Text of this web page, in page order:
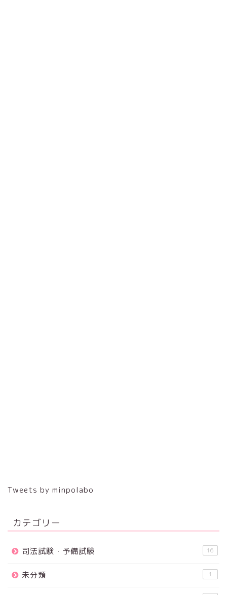
Tweets by minpolabo
カテゴリー
司法試験・予備試験 16
未分類 1